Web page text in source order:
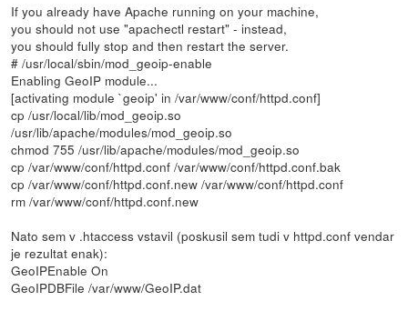
If you already have Apache running on your machine,
you should not use "apachectl restart" - instead,
you should fully stop and then restart the server.
# /usr/local/sbin/mod_geoip-enable
Enabling GeoIP module...
[activating module `geoip' in /var/www/conf/httpd.conf]
cp /usr/local/lib/mod_geoip.so
/usr/lib/apache/modules/mod_geoip.so
chmod 755 /usr/lib/apache/modules/mod_geoip.so
cp /var/www/conf/httpd.conf /var/www/conf/httpd.conf.bak
cp /var/www/conf/httpd.conf.new /var/www/conf/httpd.conf
rm /var/www/conf/httpd.conf.new
Nato sem v .htaccess vstavil (poskusil sem tudi v httpd.conf vendar
je rezultat enak):
GeoIPEnable On
GeoIPDBFile /var/www/GeoIP.dat